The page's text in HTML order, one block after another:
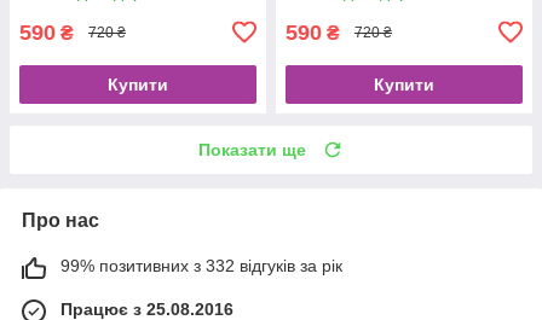
590 ₴ 720 ₴
Купити
590 ₴ 720 ₴
Купити
Показати ще
Про нас
99% позитивних з 332 відгуків за рік
Працює з 25.08.2016